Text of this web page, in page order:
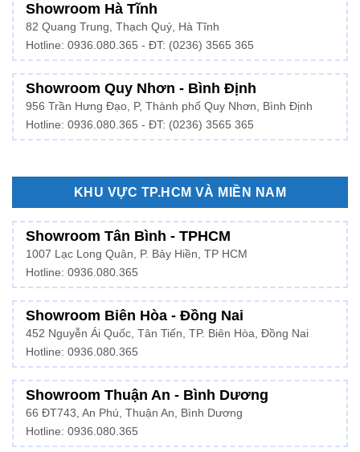
Showroom Hà Tĩnh
82 Quang Trung, Thạch Quý, Hà Tĩnh
Hotline: 0936.080.365 - ĐT: (0236) 3565 365
Showroom Quy Nhơn - Bình Định
956 Trần Hưng Đạo, P, Thành phố Quy Nhơn, Bình Định
Hotline: 0936.080.365 - ĐT: (0236) 3565 365
KHU VỰC TP.HCM VÀ MIỀN NAM
Showroom Tân Bình - TPHCM
1007 Lạc Long Quân, P. Bảy Hiền, TP HCM
Hotline: 0936.080.365
Showroom Biên Hòa - Đồng Nai
452 Nguyễn Ái Quốc, Tân Tiến, TP. Biên Hòa, Đồng Nai
Hotline: 0936.080.365
Showroom Thuận An - Bình Dương
66 ĐT743, An Phú, Thuận An, Bình Dương
Hotline: 0936.080.365